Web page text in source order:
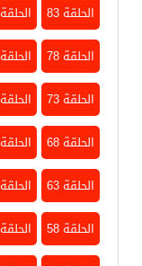
الحلقة 83
الحلقة 82
الحلقة 78
الحلقة 77
الحلقة 73
الحلقة 72
الحلقة 68
الحلقة 67
الحلقة 63
الحلقة 62
الحلقة 58
الحلقة 57